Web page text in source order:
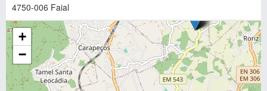
4750-006 Faial
+
−